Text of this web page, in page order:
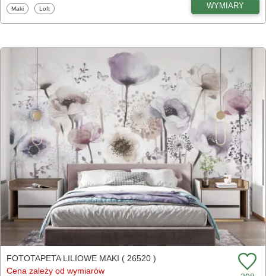
Fototapety
Maki Fototapety
Loft WYMIARY
FOTOTAPETA LILIOWE MAKI ( 26520 )
Cena zależy od wymiarów